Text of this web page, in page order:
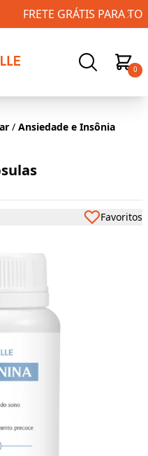
TODO BRASIL!
0
/ Ansiedade e Insônia
Favoritos